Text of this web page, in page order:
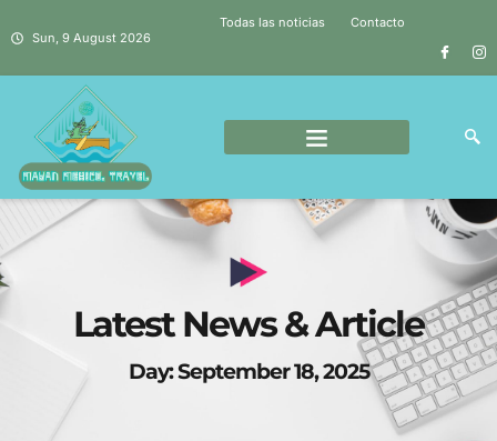
Sun, 9 August 2026
Todas las noticias Contacto
Latest News & Article
Day: September 18, 2025